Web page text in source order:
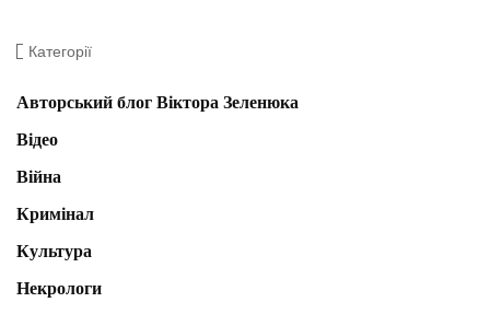
Категорії
Авторський блог Віктора Зеленюка
Відео
Війна
Кримінал
Культура
Некрологи